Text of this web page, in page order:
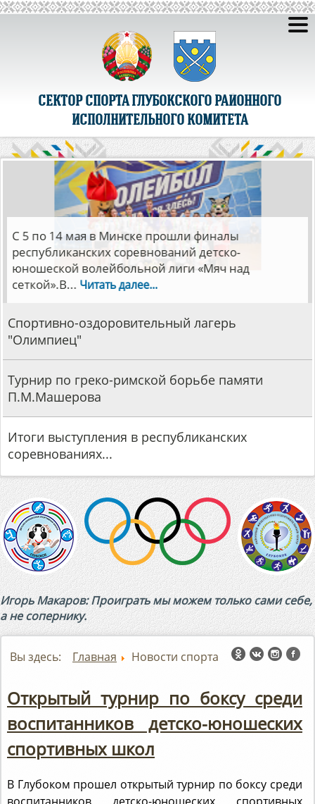
СЕКТОР СПОРТА ГЛУБОКСКОГО РАЙОННОГО
ИСПОЛНИТЕЛЬНОГО КОМИТЕТА
Турнир по греко-римской борьбе памяти
П.М.Машерова
Итоги выступления в республиканских
соревнованиях...
Спортивный батл "Спорт объединяет"
7 апреля в Глубокском районном физкультурно-
оздоровительном центре прошли спортивные
соревнования для людей с...
Игорь Макаров: Проиграть мы можем только сами себе,
а не сопернику.
Вы здесь:Главная Новости спорта
воспитанников детско-юношеских
спортивных школ
воспитанников детско-юношеских спортивных